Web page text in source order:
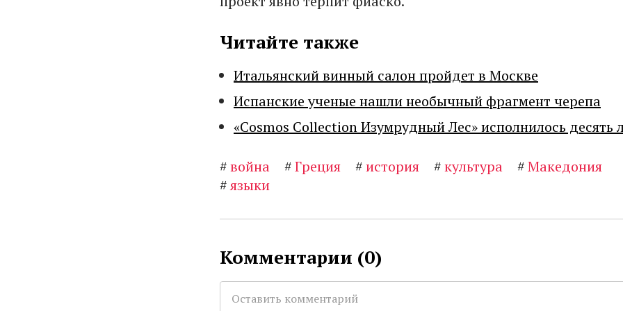
Читайте также
Итальянский винный салон пройдет в Москве
Испанские ученые нашли необычный фрагмент черепа
«Cosmos Collection Изумрудный Лес» исполнилось десять
#война #Греция #история #культура #Македония
#языки
Комментарии (0)